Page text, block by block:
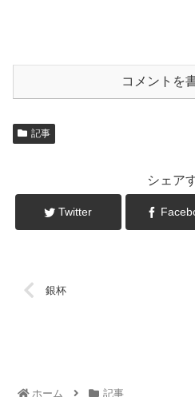
コメントを
記事
シェア
Twitter
銀杯
ホーム 記事